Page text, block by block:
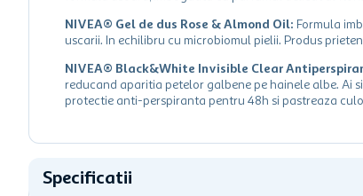
NIVEA® Gel de dus Rose & Almond Oil: Formula
uscarii. In echilibru cu microbiomul pielii. Produs
NIVEA® Black&White Invisible Clear
reducand aparitia petelor galbene pe hainele albe. Ai
protectie anti-perspiranta pentru 48h si pastreaza
Specificatii